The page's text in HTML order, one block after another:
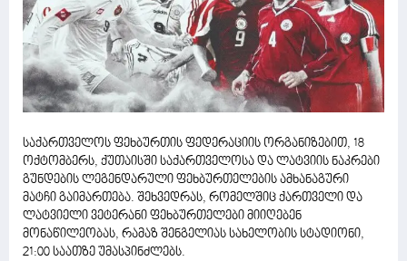
საქართველოს ფეხბურთის ფედერაციის ორგანიზებით, 18
ოქტომბერს, ქუთაისში საქართველოსა და ლატვიის ნაკრები
გუნდების ლეგენდარული ფეხბურთელების ამხანაგური
მატჩი გაიმართება. შეხვედრას, რომელშიც ქართველი და
ლატვიელი ვეტერანი ფეხბურთელები მიიღებენ
მონაწილეობას, რამაზ შენგელიას სახელობის სტადიონი,
21:00 საათზე უმასპინძლებს.